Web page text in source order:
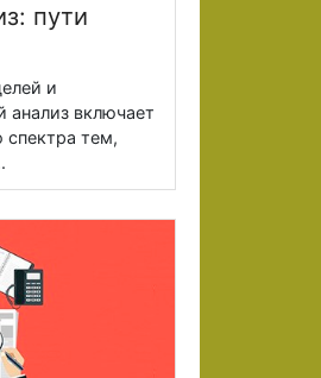
пути
и
анализ включает
спектра тем,